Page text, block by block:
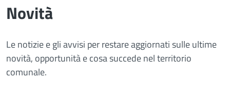
Novità
Le notizie e gli avvisi per restare aggiornati sulle ultime
novità, opportunità e cosa succede nel territorio
comunale.